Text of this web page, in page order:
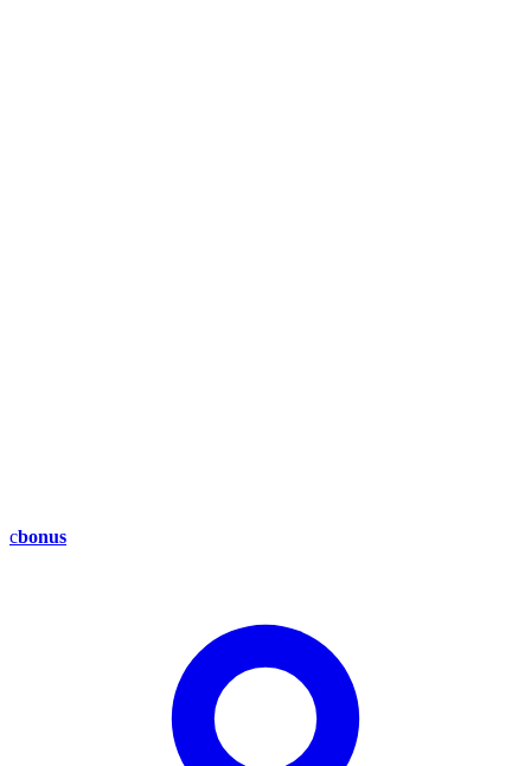
cbonus